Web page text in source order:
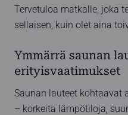
Tervetuloa matkalle, joka
sellaisen, kuin olet aina
Ymmärrä saunan
erityisvaatimukset
Saunan lauteet kohtaavat
– korkeita lämpötiloja,